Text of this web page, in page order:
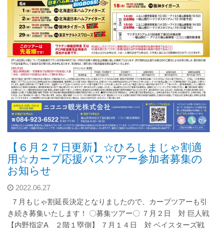
【６月２７日更新】☆ひろしまじゃ割適
用☆カープ応援バスツアー参加者募集の
お知らせ
2022.06.27
７月もじゃ割延長決定となりましたので、カープツアーも引
き続き募集いたします！ 〇募集ツアー〇 ７月２日 対 巨人戦
【内野指定A ２階１塁側】 ７月１４日 対 ベイスターズ戦